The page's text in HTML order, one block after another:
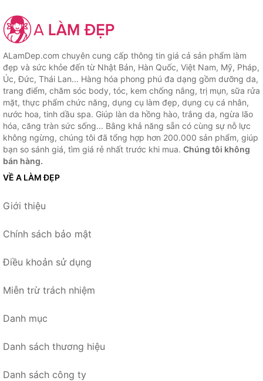
ALamDep.com chuyên cung cấp thông tin giá cả sản phẩm làm
đẹp và sức khỏe đến từ Nhật Bản, Hàn Quốc, Việt Nam, Mỹ, Pháp,
Úc, Đức, Thái Lan... Hàng hóa phong phú đa dạng gồm dưỡng da,
trang điểm, chăm sóc body, tóc, kem chống nắng, trị mụn, sữa rửa
mặt, thực phẩm chức năng, dụng cụ làm đẹp, dụng cụ cá nhân,
nước hoa, tinh dầu spa. Giúp làn da hồng hào, trắng da, ngừa lão
hóa, căng tràn sức sống... Bằng khả năng sẵn có cùng sự nỗ lực
không ngừng, chúng tôi đã tổng hợp hơn 200.000 sản phẩm, giúp
bạn so sánh giá, tìm giá rẻ nhất trước khi mua. Chúng tôi không
bán hàng.
VỀ A LÀM ĐẸP
Giới thiệu
Chính sách bảo mật
Điều khoản sử dụng
Miễn trừ trách nhiệm
Danh mục
Danh sách thương hiệu
Danh sách công ty